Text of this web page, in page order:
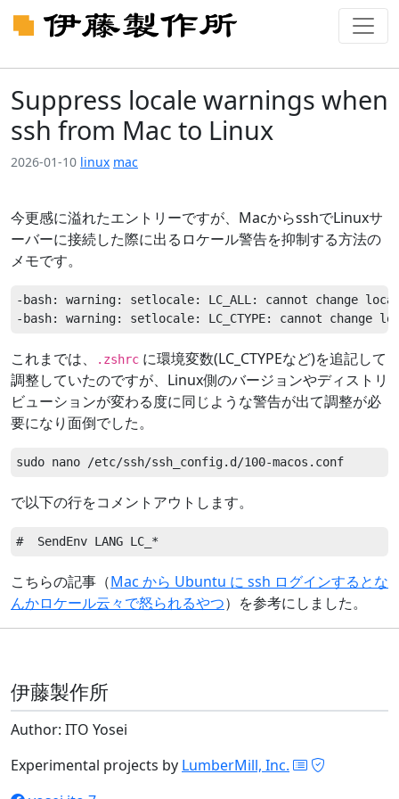
Suppress locale warnings when
ssh from Mac to Linux
2026-01-10 linux mac
今更感に溢れたエントリーですが、MacからsshでLinuxサ
ーバーに接続した際に出るロケール警告を抑制する方法の
メモです。
-bash: warning: setlocale: LC_ALL: cannot change
これまでは、 .zshrc に環境変数(LC_CTYPEなど)を追記して
調整していたのですが、Linux側のバージョンやディストリ
ビューションが変わる度に同じような警告が出て調整が必
要になり面倒でした。
で以下の行をコメントアウトします。
こちらの記事（Mac から Ubuntu に ssh ログインするとな
んかロケール云々で怒られるやつ）を参考にしました。
伊藤製作所
Author: ITO Yosei
Experimental projects by LumberMill, Inc.